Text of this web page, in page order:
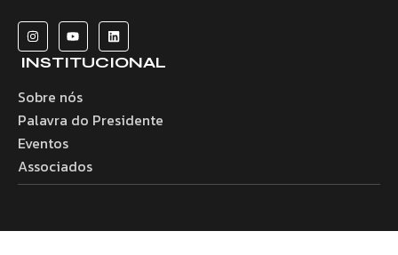
INSTITUCIONAL
Sobre nós
Palavra do Presidente
Eventos
Associados